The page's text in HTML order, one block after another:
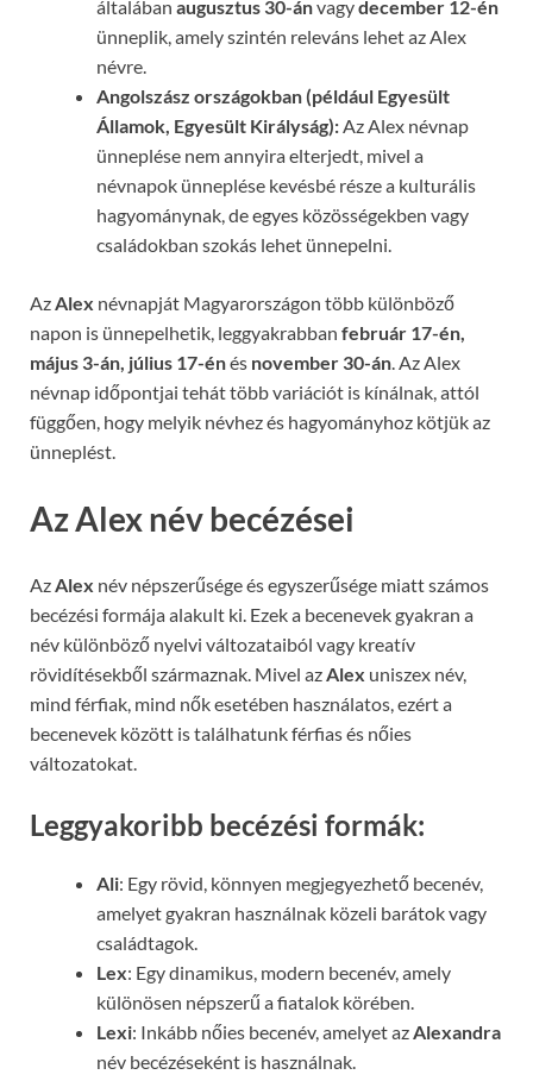
általában augusztus 30-ánvagydecember 12-én
ünneplik, amely szintén releváns lehet az Alex
névre.
Angolszász országokban (például Egyesült
Államok, Egyesült Királyság):Az Alex névnap
ünneplése nem annyira elterjedt, mivel a
névnapok ünneplése kevésbé része a kulturális
hagyománynak, de egyes közösségekben vagy
családokban szokás lehet ünnepelni.
AzAlex névnapját Magyarországon több különböző
napon is ünnepelhetik, leggyakrabban február 17-én,
május 3-án, július 17-énés november 30-án. Az Alex
névnap időpontjai tehát több variációt is kínálnak, attól
függően, hogy melyik névhez és hagyományhoz kötjük az
ünneplést.
Az Alex név becézései
Az Alex név népszerűsége és egyszerűsége miatt számos
becézési formája alakult ki. Ezek a becenevek gyakran a
név különböző nyelvi változataiból vagy kreatív
rövidítésekből származnak. Mivel az Alex uniszex név,
mind férfiak, mind nők esetében használatos, ezért a
becenevek között is találhatunk férfias és nőies
változatokat.
Leggyakoribb becézési formák:
Ali: Egy rövid, könnyen megjegyezhető becenév,
amelyet gyakran használnak közeli barátok vagy
családtagok.
Lex: Egy dinamikus, modern becenév, amely
különösen népszerű a fiatalok körében.
Lexi: Inkább nőies becenév, amelyet azAlexandra
név becézéseként is használnak.